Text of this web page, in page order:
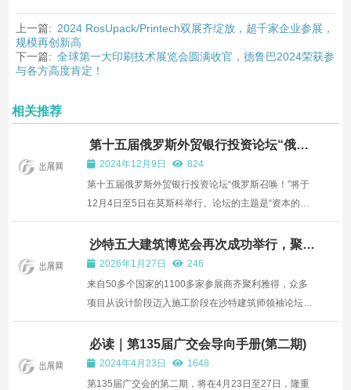
上一篇: 2024 RosUpack/Printech双展齐绽放，超千家企业参展，
规模再创新高
下一篇: 全球第一大印刷技术展览会圆满收官，德鲁巴2024荣获参
与各方高度肯定！
相关推荐
第十五届俄罗斯外贸银行投资论坛“俄罗
斯召唤成功举行 普京为中国汽车代言：
“比欧洲车质量更好，价格更低”
2024年12月9日
824
第十五届俄罗斯外贸银行投资论坛“俄罗斯召唤！”将于
12月4日至5日在莫斯科举行。论坛的主题是“资本的未
来与未来的资本”。 俄罗斯总统弗拉基米尔·普京将传统
地在论坛的第一天出席全体会议，回答来自中国、印
度、土耳其、海湾国家、非洲、中亚和东南亚等国家和
地区的金...
沙特五大建筑博览会再次成功举行，聚焦
从装修到竣工环节，服务于沙特王国价值
1.7万亿美元的建筑工程规划。
2026年1月27日
246
来自50多个国家的1100多家参展商齐聚利雅得，众多
项目从设计阶段迈入施工阶段在沙特建筑师领袖论坛和
五大主题论坛的CPD认证讨论中，人工智能、建筑信息
模型、可持续发展和项目交付成为焦点沙特阿拉伯利雅
得 | 2026年1月18日——“沙特五大建筑展”1月展今日在
利雅得前沿...
必读｜第135届广交会导向手册(第二期)
2024年4月23日
1648
第135届广交会的第二期，将在4月23日至27日，隆重